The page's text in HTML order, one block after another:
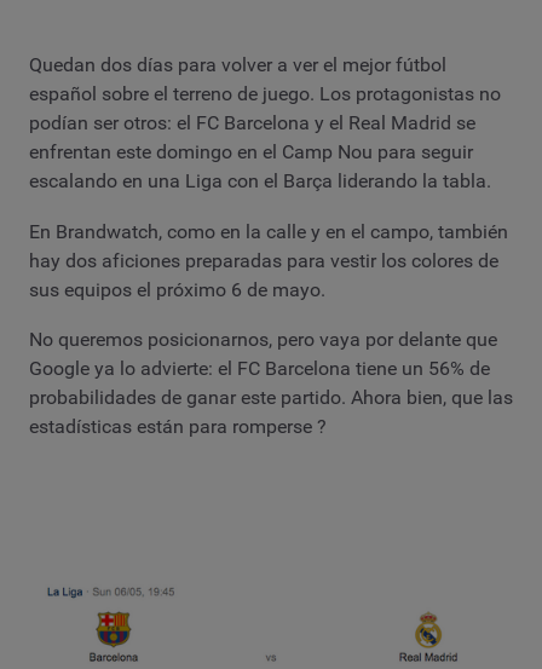
Quedan dos días para volver a ver el mejor fútbol
español sobre el terreno de juego. Los protagonistas no
podían ser otros: el FC Barcelona y el Real Madrid se
enfrentan este domingo en el Camp Nou para seguir
escalando en una Liga con el Barça liderando la tabla.
En Brandwatch, como en la calle y en el campo, también
hay dos aficiones preparadas para vestir los colores de
sus equipos el próximo 6 de mayo.
No queremos posicionarnos, pero vaya por delante que
Google ya lo advierte: el FC Barcelona tiene un 56% de
probabilidades de ganar este partido. Ahora bien, que las
estadísticas están para romperse ?